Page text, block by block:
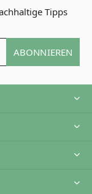
Tipps
ABONNIEREN